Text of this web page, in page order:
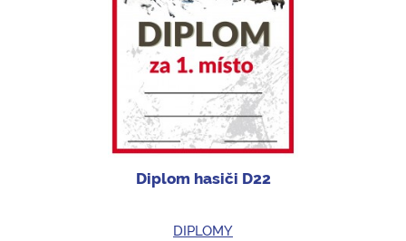
Diplom hasiči D22
DIPLOMY